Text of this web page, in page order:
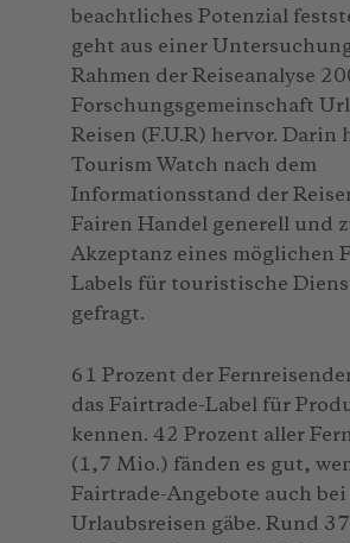
beachtliches Potenzial
geht aus einer
Rahmen der Reiseanalyse
Forschungsgemeinschaft
Reisen (F.U.R) hervor. Darin
Tourism Watch nach dem
Informationsstand der
Fairen Handel generell und
Akzeptanz eines möglichen
Labels für touristische
gefragt.
61 Prozent der
das Fairtrade-Label für
kennen. 42 Prozent aller
(1,7 Mio.) fänden es gut,
Fairtrade-Angebote auch bei
Urlaubsreisen gäbe. Rund